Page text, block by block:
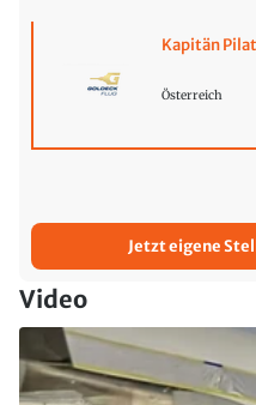
Kapitän
Österreich
Jetzt eigene
Video